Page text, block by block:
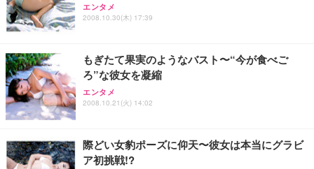
エンタメ
2008.10.30(木) 17:39
もぎたて果実のようなバスト〜“今が食べご
ろ”な彼女を凝縮
エンタメ
2008.10.21(火) 14:02
際どい女豹ポーズに仰天〜彼女は本当にグラビ
ア初挑戦!?